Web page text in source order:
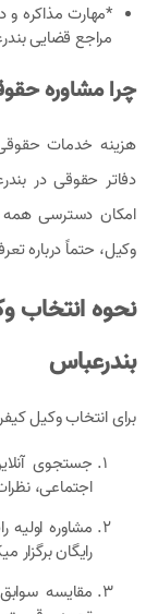
*مهارت مذاکره و
مراجع قضایی
چرا مشاوره
هزینه خدمات
دفاتر حقوقی در
امکان دسترسی همه
وکیل، حتماً درباره
نحوه انتخاب
بندرعباس
برای انتخاب وکیل
جستجوی
اجتماعی،
مشاوره
رایگان برگزار
مقایسه